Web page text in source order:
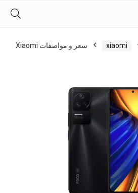
xiaomi
سعر و مواصفات Xiaomi